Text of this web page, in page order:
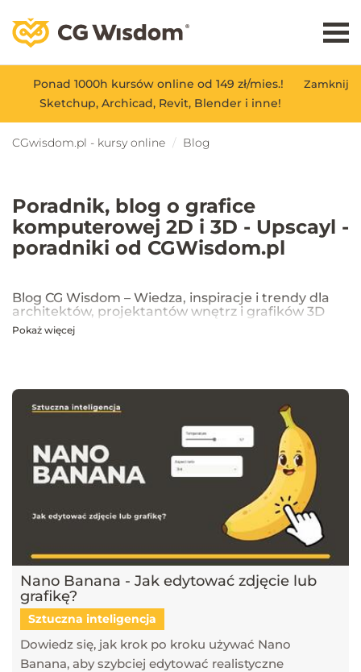
Zamknij
Ponad 1000h kursów online od 149 zł/mies.!
Sketchup, Archicad, Revit, Blender i inne!
CGwisdom.pl - kursy online Blog
Poradnik, blog o grafice
komputerowej 2D i 3D - Upscayl -
poradniki od CGWisdom.pl
Blog CG Wisdom – Wiedza, inspiracje i trendy dla
architektów, projektantów wnętrz i grafików 3D
Na blogu CG Wisdom znajdziesz praktyczne porady, inspiracje oraz
które pomagają tworzyć profesjonalne i fotorealistyczne wizualizacje.
Dowiesz się również, jak sztuczna inteligencja zmienia pracę
projektantów, jakie są najlepsze praktyki w renderingu oraz jak
optymalizować proces projektowy. Śledź nasz blog, aby pozostać na
bieżąco z technologią i rozwijać swoje umiejętności w projektowaniu
przestrzeni i wizualizacji 3D!
Pokaż więcej
Nano Banana - Jak edytować zdjęcie lub
grafikę?
Sztuczna inteligencja
Dowiedz się, jak krok po kroku używać Nano
Banana, aby szybciej edytować realistyczne